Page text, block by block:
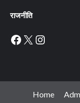
राजनीति
Facebook
X
Home